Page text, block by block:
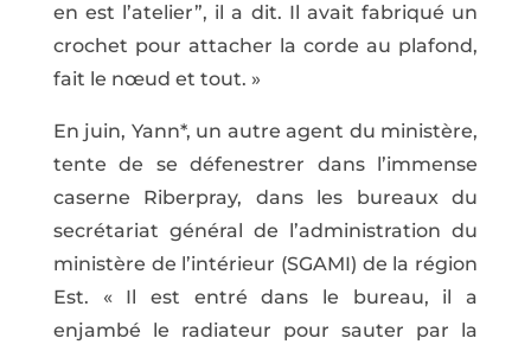
en est l’atelier”, il a dit. Il avait fabriqué un
crochet pour attacher la corde au plafond,
fait le nœud et tout. »
En juin, Yann*, un autre agent du ministère,
tente de se défenestrer dans l’immense
caserne Riberpray, dans les bureaux du
secrétariat général de l’administration du
ministère de l’intérieur (SGAMI) de la région
Est. « Il est entré dans le bureau, il a
enjambé le radiateur pour sauter par la